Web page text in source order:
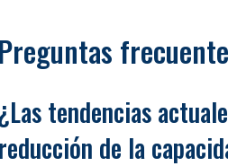
Preguntas
tendencias
reducción de la